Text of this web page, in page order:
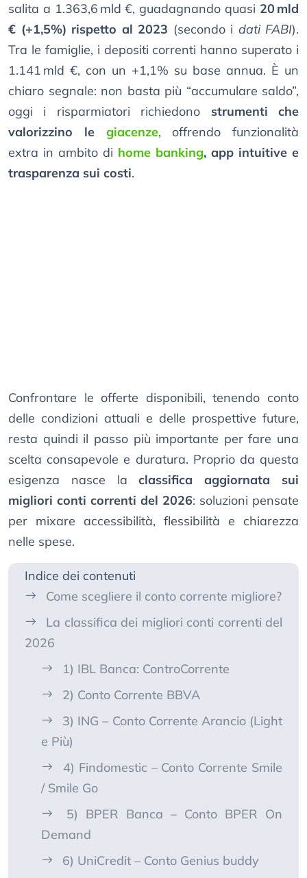
salita a 1.363,6 mld €, guadagnando quasi 20 mld
€ (+1,5%) rispetto al 2023 (secondo i dati FABI).
Tra le famiglie, i depositi correnti hanno superato i
1.141 mld €, con un +1,1% su base annua. È un
chiaro segnale: non basta più “accumulare saldo”,
oggi i risparmiatori richiedono strumenti che
valorizzino le giacenze, offrendo funzionalità
extra in ambito di home banking, app intuitive e
trasparenza sui costi.
Confrontare le offerte disponibili, tenendo conto
delle condizioni attuali e delle prospettive future,
resta quindi il passo più importante per fare una
scelta consapevole e duratura. Proprio da questa
esigenza nasce laclassifica aggiornata sui
migliori conti correnti del 2026: soluzioni pensate
per mixare accessibilità, flessibilità e chiarezza
nelle spese.
Indice dei contenuti
Come scegliere il conto corrente migliore?
La classifica dei migliori conti correnti del
2026
1) IBL Banca: ControCorrente
2) Conto Corrente BBVA
3) ING – Conto Corrente Arancio (Light
e Più)
4) Findomestic – Conto Corrente Smile
/ Smile Go
5) BPER Banca – Conto BPER On
Demand
6) UniCredit – Conto Genius buddy